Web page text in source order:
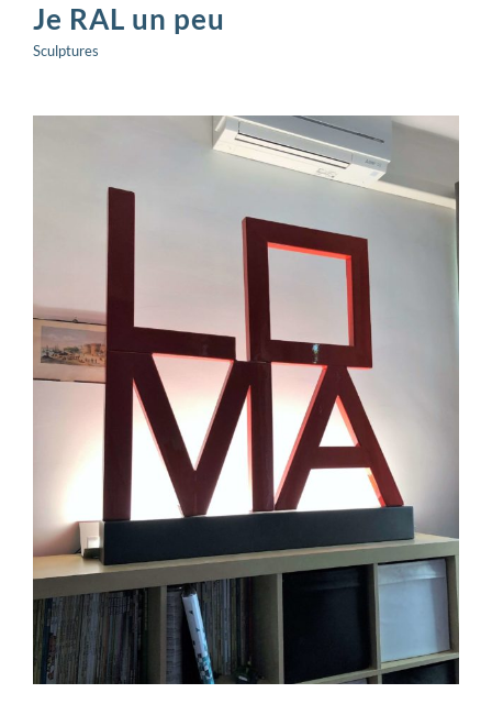
Je RAL un peu
Sculptures